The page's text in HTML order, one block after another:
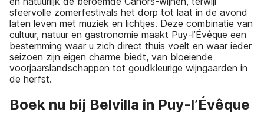
sfeervolle zomerfestivals het dorp tot laat in de avond
laten leven met muziek en lichtjes. Deze combinatie van
cultuur, natuur en gastronomie maakt Puy-l’Évêque een
bestemming waar u zich direct thuis voelt en waar ieder
seizoen zijn eigen charme biedt, van bloeiende
voorjaarslandschappen tot goudkleurige wijngaarden in
de herfst.
Boek nu bij Belvilla in Puy-l’Évêque